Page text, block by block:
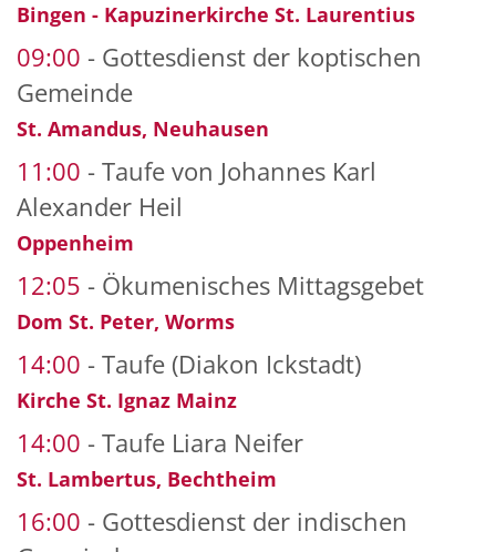
Bingen - Kapuzinerkirche St. Laurentius
09:00
Gottesdienst der koptischen
Gemeinde
St. Amandus, Neuhausen
11:00
Taufe von Johannes Karl
Alexander Heil
Oppenheim
12:05 Ökumenisches Mittagsgebet
Dom St. Peter, Worms
14:00 Taufe (Diakon Ickstadt)
Kirche St. Ignaz Mainz
14:00 Taufe Liara Neifer
St. Lambertus, Bechtheim
16:00
Gottesdienst der indischen